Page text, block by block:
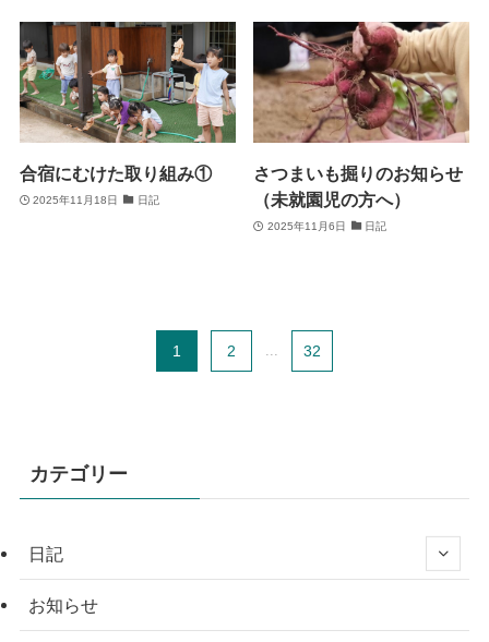
合宿にむけた取り組み①
2025年11月18日 日記
さつまいも掘りのお知らせ
（未就園児の方へ）
2025年11月6日 日記
1 2 ... 32
カテゴリー
日記
お知らせ